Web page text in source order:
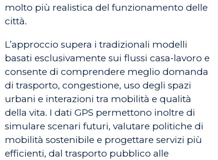
molto più realistica del funzionamento delle
città.
L’approccio supera i tradizionali modelli
basati esclusivamente sui flussi casa-lavoro e
consente di comprendere meglio domanda
di trasporto, congestione, uso degli spazi
urbani e interazioni tra mobilità e qualità
della vita. I dati GPS permettono inoltre di
simulare scenari futuri, valutare politiche di
mobilità sostenibile e progettare servizi più
efficienti, dal trasporto pubblico alle